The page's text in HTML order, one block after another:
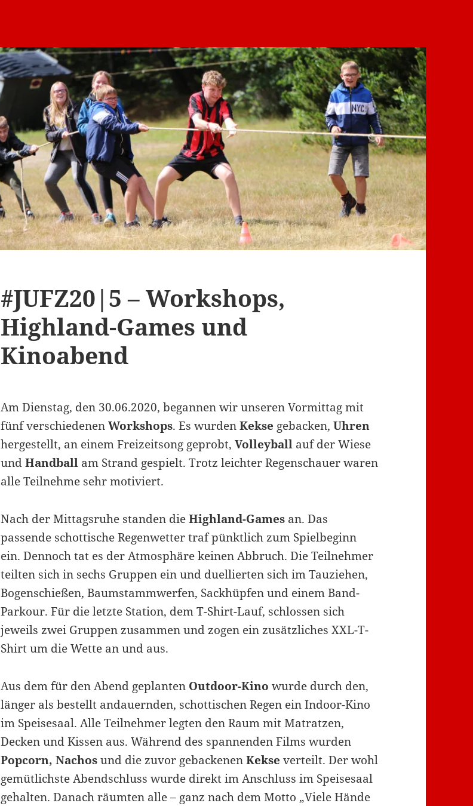
#JUFZ20|5 – Workshops,
Highland-Games und
Kinoabend
Am Dienstag, den 30.06.2020, begannen wir unseren Vormittag mit
fünf verschiedenenWorkshops. Es wurdenKekse gebacken,Uhren
hergestellt, an einem Freizeitsong geprobt,Volleyball auf der Wiese
undHandball am Strand gespielt. Trotz leichter Regenschauer waren
alle Teilnehme sehr motiviert.
Nach der Mittagsruhe standen dieHighland-Games an. Das
passende schottische Regenwetter traf pünktlich zum Spielbeginn
ein. Dennoch tat es der Atmosphäre keinen Abbruch. Die Teilnehmer
teilten sich in sechs Gruppen ein und duellierten sich im Tauziehen,
Bogenschießen, Baumstammwerfen, Sackhüpfen und einem Band-
Parkour. Für die letzte Station, dem T-Shirt-Lauf, schlossen sich
jeweils zwei Gruppen zusammen und zogen ein zusätzliches XXL-T-
Shirt um die Wette an und aus.
Aus dem für den Abend geplanten Outdoor-Kino wurde durch den,
länger als bestellt andauernden, schottischen Regen ein Indoor-Kino
im Speisesaal. Alle Teilnehmer legten den Raum mit Matratzen,
Decken und Kissen aus. Während des spannenden Films wurden
Popcorn, Nachosund die zuvor gebackenenKekse verteilt. Der wohl
gemütlichste Abendschluss wurde direkt im Anschluss im Speisesaal
gehalten. Danach räumten alle – ganz nach dem Motto „Viele Hände